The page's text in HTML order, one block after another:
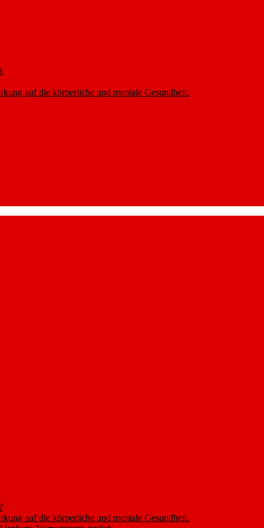
auf die körperliche und mentale Gesundheit.
auf die körperliche und mentale Gesundheit.